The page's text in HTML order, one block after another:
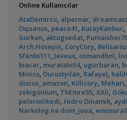
Bitki Akvaryumları Genel
37 Litrelik Siyah Neon Tetra
Akvaryum Tanıtımı
Red Mangrove (rhizophora
Akvaryum Tanıtımı
Dwarf Puffer / Pea Puffer
14:25
Diğer Tatlı Su Canlıları
135 Lt Akvaryum İçin Bu Canlı
12:01
Yeni Üye Forumu
Betamda Kuyruk Erimesi Mi Var?
Siamensis Alg Eater (
Sae )
Ful Red Lepistes ÖĞRÜNÇ
Exel , Ramshorm , Bitki
Su Piresi 200 - 300 Adet 100 Tl
Moss Teli CevdetSERBEST11:42
Gold Laser Corydoras (3d-6e)Emirk
🐬˚˖𓍢✨໋ 🐋✧˚koleksiyonluk
Cam Emiş Basış ,gübre Seti 7 Parça
High Tech Paketleri %40 İndimli Tek
Caridina Serratirostris ( Ninja Karides)
Akvaryum Kumu (katışıksız Midye
Melek Çifti Yumurta Diziyordream07
Online Kullanıcılar
AtaDemircii, alpernar,
Oquanus, peace41, KutayKanbur,
Gurkan, aktugsedat,
Arch.Hüseyin, CoryCory,
Sfenks111, Jeveux, osmandbnl,
biacar, muratabi54, ugurbaran,
Minics, Durustyilan, Rafayel,
discus_amazon, Killicory, Mehari,
zekigonlum, ThEmre55, XAli,
pelerinlikedi, Hidro Dinamik,
Narkolog na dom_juoa,